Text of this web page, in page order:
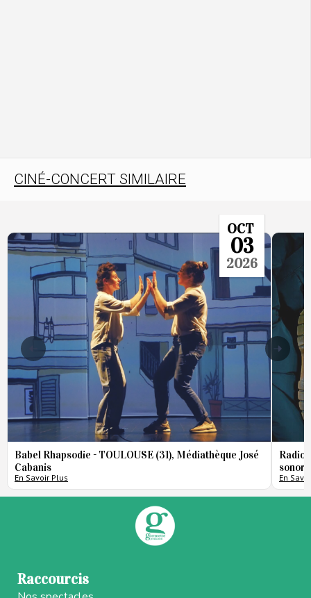
CINÉ-CONCERT SIMILAIRE
OCT
03
2026
Babel Rhapsodie - TOULOUSE (31), Médiathèque José
Cabanis
En Savoir Plus
Radio
En
Raccourcis